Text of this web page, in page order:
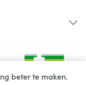
beter te maken.